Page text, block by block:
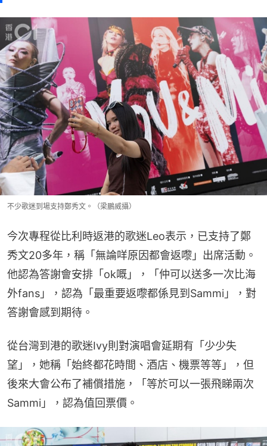
不少歌迷到場支持鄭秀文。（梁鵬威攝）
今次專程從比利時返港的歌迷Leo表示，已支持了鄭
秀文20多年，稱「無論咩原因都會返嚟」出席活動。
他認為答謝會安排「ok嘅」，「仲可以送多一次比海
外fans」，認為「最重要返嚟都係見到Sammi」，對
答謝會感到期待。
從台灣到港的歌迷Ivy則對演唱會延期有「少少失
望」，她稱「始終都花時間、酒店、機票等等」，但
後來大會公布了補償措施，「等於可以一張飛睇兩次
Sammi」，認為值回票價。